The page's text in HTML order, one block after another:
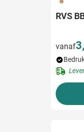
RVS
vanaf